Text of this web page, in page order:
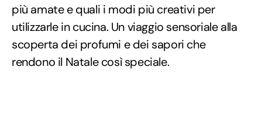
più amate e quali i modi più creativi per
utilizzarle in cucina. Un viaggio sensoriale alla
scoperta dei profumi e dei sapori che
rendono il Natale così speciale.